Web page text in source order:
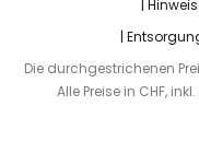
Die durchgestrichenen
Alle Preise in CHF,